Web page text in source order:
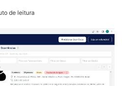
de leitura